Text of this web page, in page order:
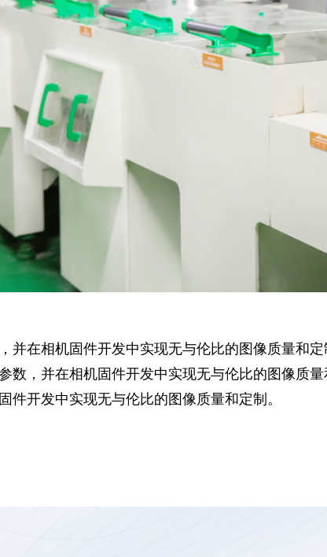
并在相机固件开发中实现无与伦比的图像质量和定
数，并在相机固件开发中实现无与伦比的图像质
开发中实现无与伦比的图像质量和定制。